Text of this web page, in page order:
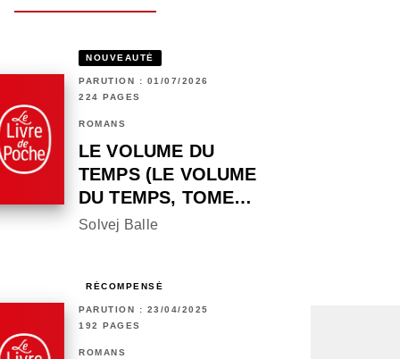
NOUVEAUTÉ
PARUTION : 01/07/2026
224 PAGES
ROMANS
LE VOLUME DU
TEMPS (LE VOLUME
DU TEMPS, TOME…
Solvej Balle
RÉCOMPENSÉ
PARUTION : 23/04/2025
192 PAGES
ROMANS